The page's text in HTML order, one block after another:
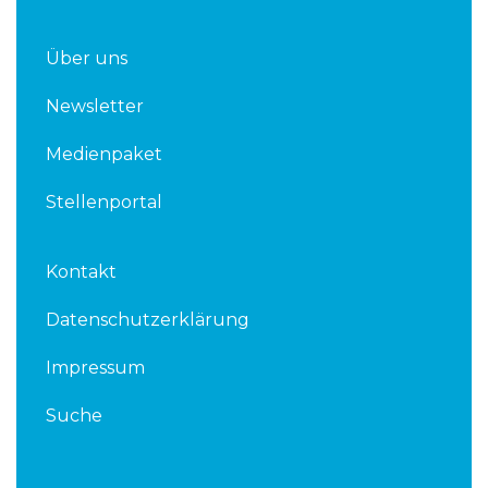
Über uns
Newsletter
Medienpaket
Stellenportal
Kontakt
Datenschutzerklärung
Impressum
Suche